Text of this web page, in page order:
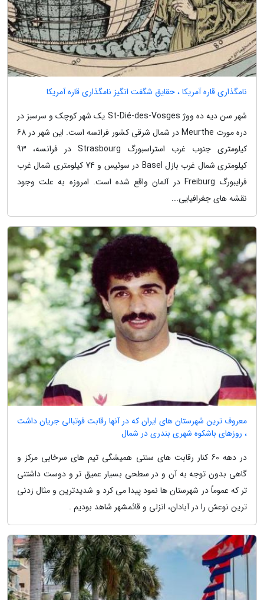
نامگذاری قاره آمریکا ، حقایق شگفت انگیز نامگذاری قاره آمریکا
شهر سن دیه ده ووژ St-Dié-des-Vosges یک شهر کوچک و سرسبز در
دره مورت Meurthe در شمال شرقی کشور فرانسه است. این شهر در 68
کیلومتری جنوب غرب استراسبورگ Strasbourg در فرانسه، 93
کیلومتری شمال غرب بازل Basel در سوئیس و 74 کیلومتری شمال غرب
فرایبورگ Freiburg در آلمان واقع شده است. امروزه به علت وجود
نقشه های جغرافیایی...
معروف ترین شهرستان های ایران که در آنها رقابت فوتبالی جریان داشت
، روزهای باشکوه شهری بندری در شمال
در دهه 60 کنار رقابت های سنتی همیشگی تیم های سرخابی مرکز و
گاهی بدون توجه به آن و در سطحی بسیار عمیق تر و دوست داشتنی
تر که عموماً در شهرستان ها نمود پیدا می کرد و شدیدترین و مثال زدنی
ترین نوعش را در آبادان، انزلی و قائمشهر شاهد بودیم .